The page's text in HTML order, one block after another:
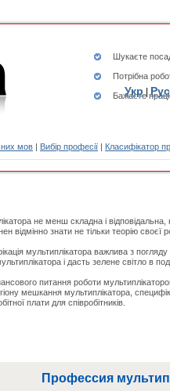
Шукаєте
Потрібна
Бажаєте
мов | Вибір професії | Класифікатор
Укр|Рус
не менш складна і
відмінно знати не тільки теорію
мультиплікатора важлива з
і дасть зелене світло в
питання роботи
мешкання мультиплікатора,
плати для співробітників.
Профессия